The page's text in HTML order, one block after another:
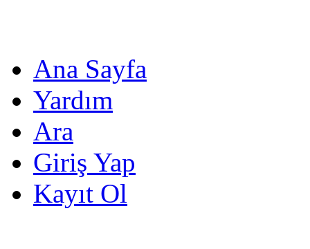
Ana Sayfa
Yardım
Ara
Giriş Yap
Kayıt Ol